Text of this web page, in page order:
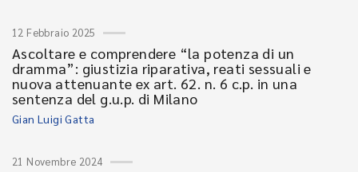
12 Febbraio 2025
Ascoltare e comprendere “la potenza di un
dramma”: giustizia riparativa, reati sessuali e
nuova attenuante ex art. 62. n. 6 c.p. in una
sentenza del g.u.p. di Milano
Gian Luigi Gatta
21 Novembre 2024